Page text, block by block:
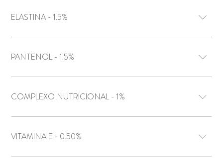
ELASTINA - 1.5%
PANTENOL - 1.5%
COMPLEXO NUTRICIONAL - 1%
VITAMINA E - 0.50%